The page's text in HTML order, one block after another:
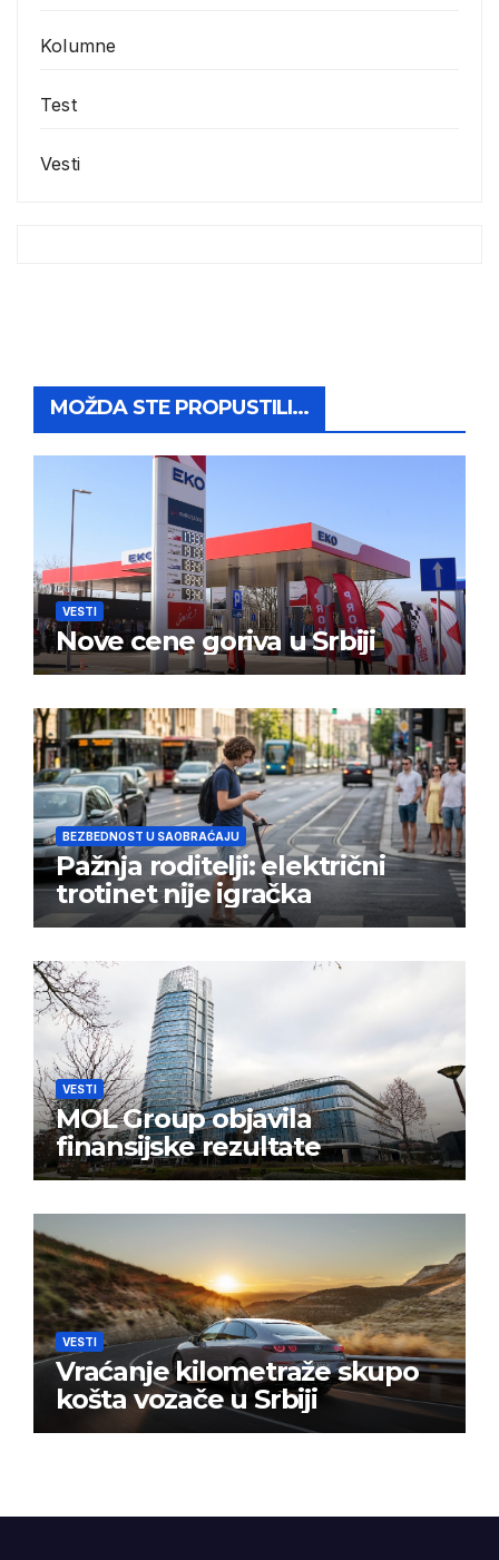
Kolumne
Test
Vesti
MOŽDA STE PROPUSTILI...
VESTI
Nove cene goriva u Srbiji
BEZBEDNOST U SAOBRAĆAJU
Pažnja roditelji: električni
trotinet nije igračka
VESTI
MOL Group objavila
finansijske rezultate
VESTI
Vraćanje kilometraže skupo
košta vozače u Srbiji